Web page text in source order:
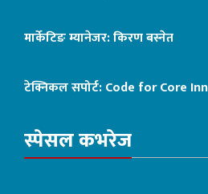
मार्केटिङ म्यानेजर: किरण बस्नेत
टेक्निकल सपोर्ट:Code for Core
स्पेसल कभरेज